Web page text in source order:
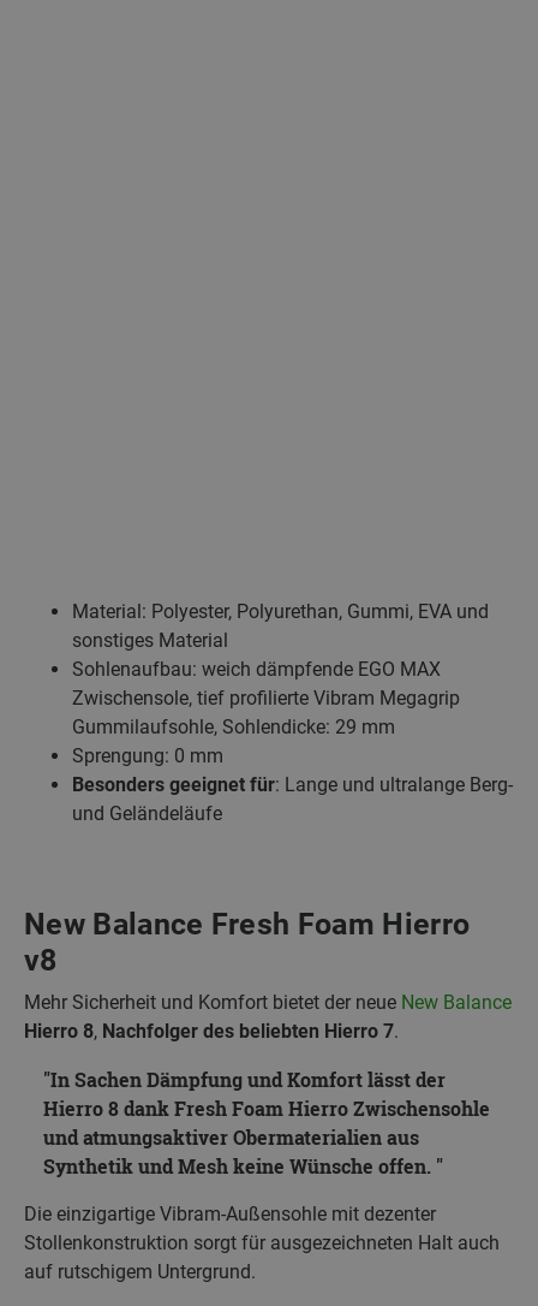
Material: Polyester, Polyurethan, Gummi, EVA und
sonstiges Material
Sohlenaufbau: weich dämpfende EGO MAX
Zwischensole, tief profilierte Vibram Megagrip
Gummilaufsohle, Sohlendicke: 29 mm
Sprengung: 0 mm
Besonders geeignet für: Lange und ultralange Berg-
und Geländeläufe
New Balance Fresh Foam Hierro
v8
Mehr Sicherheit und Komfort bietet der neue New Balance
Hierro 8, Nachfolger des beliebten Hierro 7.
In Sachen Dämpfung und Komfort lässt der
Hierro 8 dank Fresh Foam Hierro Zwischensohle
und atmungsaktiver Obermaterialien aus
Synthetik und Mesh keine Wünsche offen.
Die einzigartige Vibram-Außensohle mit dezenter
Stollenkonstruktion sorgt für ausgezeichneten Halt auch
auf rutschigem Untergrund.